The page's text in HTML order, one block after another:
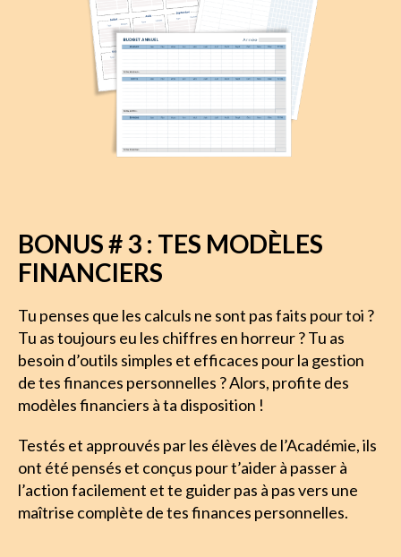
BONUS # 3 : TES MODÈLES
FINANCIERS
Tu penses que les calculs ne sont pas faits pour toi ?
Tu as toujours eu les chiffres en horreur ? Tu as
besoin d’outils simples et efficaces pour la gestion
de tes finances personnelles ? Alors, profite des
modèles financiers à ta disposition !
Testés et approuvés par les élèves de l’Académie, ils
ont été pensés et conçus pour t’aider à passer à
l’action facilement et te guider pas à pas vers une
maîtrise complète de tes finances personnelles.